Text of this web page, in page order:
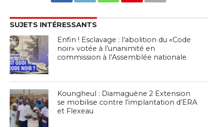
SUJETS INTÉRESSANTS
Enfin ! Esclavage : l’abolition du «Code
noir» votée à l’unanimité en
commission à l’Assemblée nationale
Koungheul : Diamaguène 2 Extension
se mobilise contre l’implantation d’ERA
et Flexeau